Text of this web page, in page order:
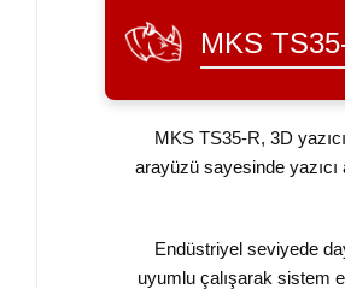
MKS
MKS TS35-R, 3D
arayüzü sayesinde
Endüstriyel seviyede
uyumlu çalışarak sistem